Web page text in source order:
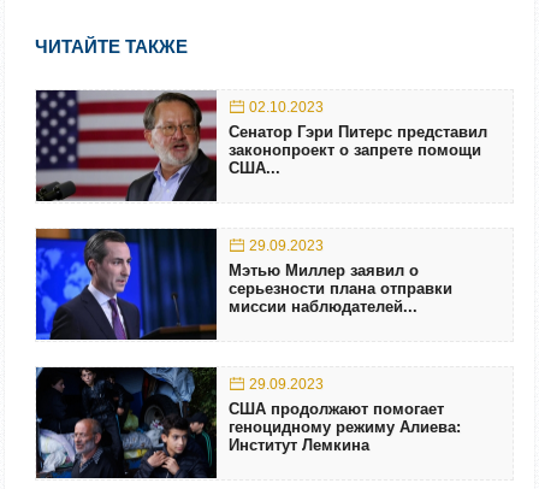
ЧИТАЙТЕ ТАКЖЕ
02.10.2023
Сенатор Гэри Питерс представил
законопроект о запрете помощи
США...
29.09.2023
Мэтью Миллер заявил о
серьезности плана отправки
миссии наблюдателей...
29.09.2023
США продолжают помогает
геноцидному режиму Алиева:
Институт Лемкина